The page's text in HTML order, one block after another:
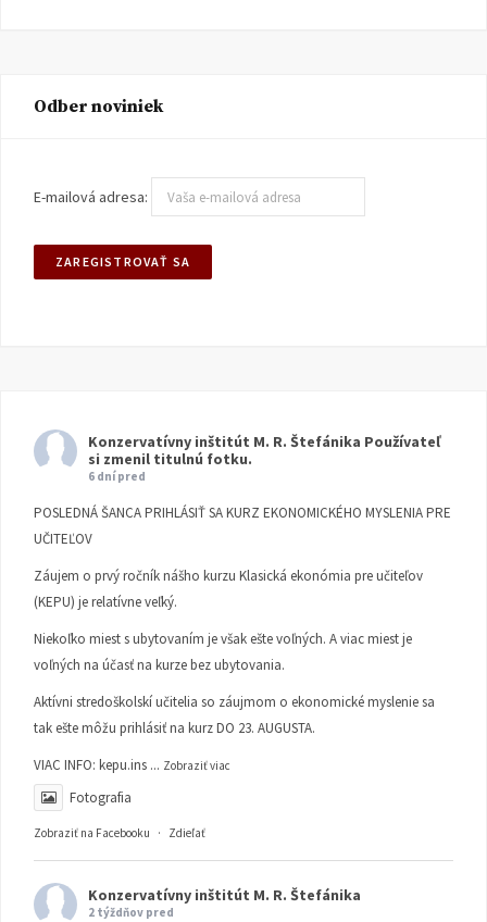
Odber noviniek
E-mailová adresa:
Konzervatívny inštitút M. R. Štefánika Používateľ
si zmenil titulnú fotku.
6 dní pred
POSLEDNÁ ŠANCA PRIHLÁSIŤ SA KURZ EKONOMICKÉHO MYSLENIA PRE
UČITEĽOV
Záujem o prvý ročník nášho kurzu Klasická ekonómia pre učiteľov
(KEPU) je relatívne veľký.
Niekoľko miest s ubytovaním je však ešte voľných. A viac miest je
voľných na účasť na kurze bez ubytovania.
Aktívni stredoškolskí učitelia so záujmom o ekonomické myslenie sa
tak ešte môžu prihlásiť na kurz DO 23. AUGUSTA.
VIAC INFO: kepu.ins ... Zobraziť viac
Fotografia
Zobraziť na Facebooku · Zdieľať
Konzervatívny inštitút M. R. Štefánika
2 týždňov pred